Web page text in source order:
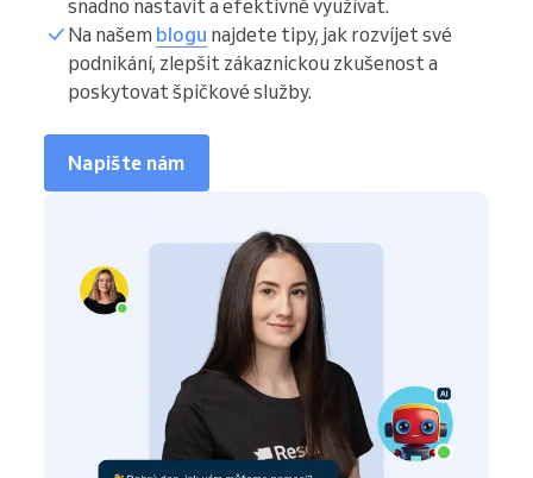
snadno nastavit a efektivně využívat.
Na našem blogu najdete tipy, jak rozvíjet své
podnikání, zlepšit zákaznickou zkušenost a
poskytovat špičkové služby.
Napište nám